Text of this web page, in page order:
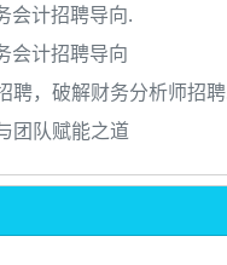
会计招聘导向.
会计招聘导向
，破解财务分析师招聘痛点
团队赋能之道